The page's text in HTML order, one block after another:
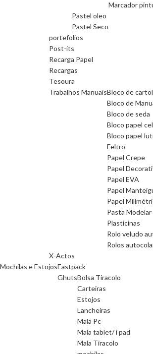
Marcador
Pastel oleo
Pastel Seco
portefolios
Post-its
Recarga Papel
Recargas
Tesoura
Trabalhos ManuaisBloco de
Bloco de
Bloco de seda
Bloco papel
Bloco papel
Feltro
Papel Crepe
Papel
Papel EVA
Papel
Papel
Pasta Modelar
Plasticinas
Rolo veludo
Rolos
X-Actos
Mochilas e EstojosEastpack
GhutsBolsa Tiracolo
Carteiras
Estojos
Lancheiras
Mala Pc
Mala tablet/ i pad
Mala Tiracolo